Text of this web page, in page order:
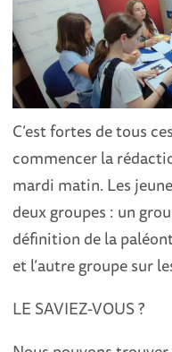
C’est fortes de tous
commencer la
mardi matin. Les
deux groupes : un
définition de la
et l’autre groupe sur
LE SAVIEZ-VOUS ?